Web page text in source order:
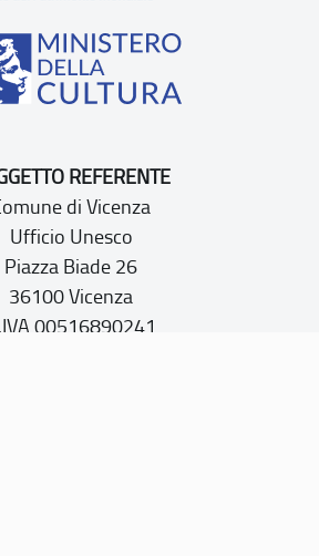
REFERENTE
di Vicenza
Ufficio Unesco
Piazza Biade 26
36100 Vicenza
00516890241